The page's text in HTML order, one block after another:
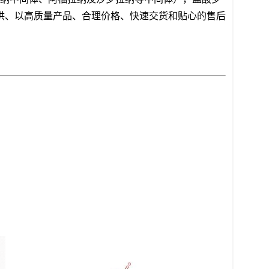
以高质量产品、合理价格、快速交货和贴心的售后